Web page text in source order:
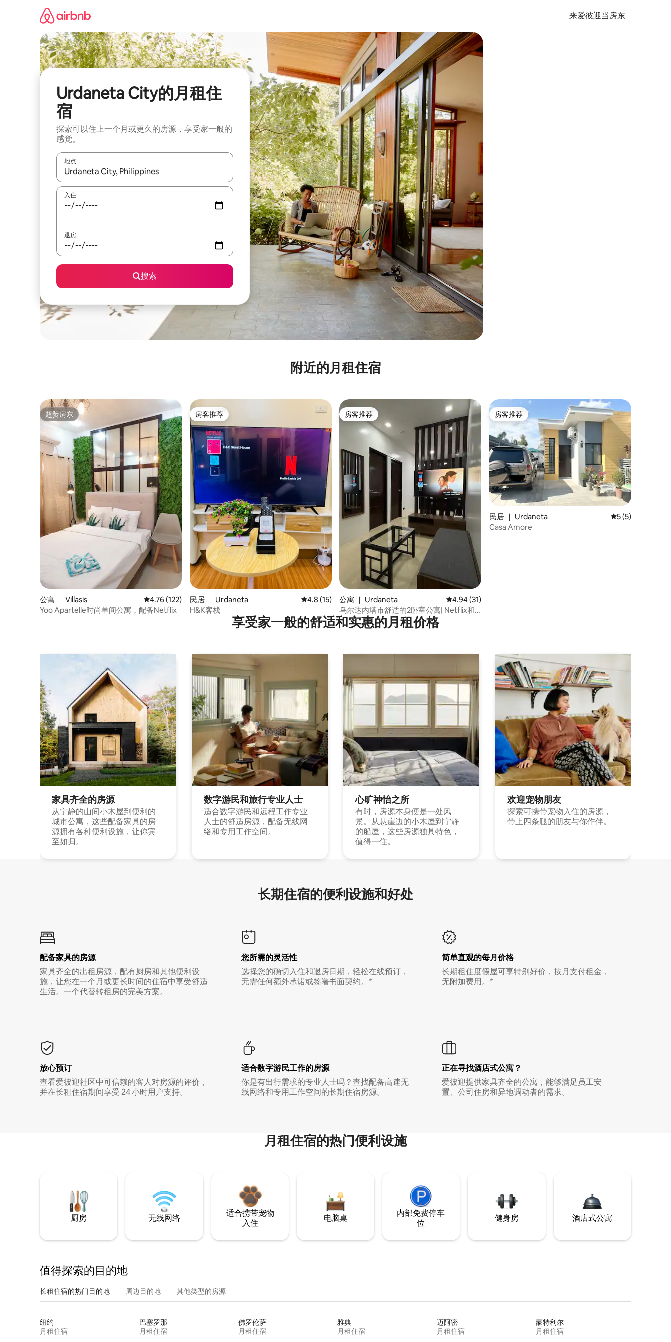
来爱彼迎当房东
Urdaneta City的月租住
宿
探索可以住上一个月或更久的房源，享受家一般的
感觉。
地点
如有搜索结果，请使用上下方向键查看，或通过点击或滑动手势浏览。
入住
退房
搜索
附近的月租住宿
超赞房东
超赞房东
公寓 ｜ Villasis 平均评分 4.76 分（满分 5 分），共 122 条评价
4.76 (122)
Yoo Apartelle时尚单间公寓，配备Netflix
房客推荐
房客推荐
民居 ｜ Urdaneta 平均评分 4.8 分（满分 5 分），共 15 条评价
4.8 (15)
H&K客栈
房客推荐
房客推荐
公寓 ｜ Urdaneta 平均评分 4.94 分（满分 5 分），共 31 条评价
4.94 (31)
乌尔达内塔市舒适的2卧室公寓| Netflix和
无线网络
房客推荐
房客推荐
民居 ｜ Urdaneta 平均评分 5 分（
5 (5)
Casa Amore
享受家一般的舒适和实惠的月租价格
家具齐全的房源
从宁静的山间小木屋到便利的
城市公寓，这些配备家具的房
源拥有各种便利设施，让你宾
至如归。
数字游民和旅行专业人士
适合数字游民和远程工作专业
人士的舒适房源，配备无线网
络和专用工作空间。
心旷神怡之所
有时，房源本身便是一处风
景。从悬崖边的小木屋到宁静
的船屋，这些房源独具特色，
值得一住。
欢迎宠物朋友
探索可携带宠物入住的房源，
带上四条腿的朋友与你作伴。
长期住宿的便利设施和好处
配备家具的房源
家具齐全的出租房源，配有厨房和其他便利设
施，让您在一个月或更长时间的住宿中享受舒适
生活。一个代替转租房的完美方案。
您所需的灵活性
选择您的确切入住和退房日期，轻松在线预订，
无需任何额外承诺或签署书面契约。*
简单直观的每月价格
长期租住度假屋可享特别好价，按月支付租金，
无附加费用。*
放心预订
查看爱彼迎社区中可信赖的客人对房源的评价，
并在长租住宿期间享受 24 小时用户支持。
适合数字游民工作的房源
你是有出行需求的专业人士吗？查找配备高速无
线网络和专用工作空间的长期住宿房源。
正在寻找酒店式公寓？
爱彼迎提供家具齐全的公寓，能够满足员工安
置、公司住房和异地调动者的需求。
月租住宿的热门便利设施
厨房 无线网络
适合携带宠物
入住
电脑桌
内部免费停车
位
健身房 酒店式公寓
值得探索的目的地
长租住宿的热门目的地 周边目的地 其他类型的房源
纽约
月租住宿
巴塞罗那
月租住宿
佛罗伦萨
月租住宿
雅典
月租住宿
迈阿密
月租住宿
蒙特利尔
月租住宿